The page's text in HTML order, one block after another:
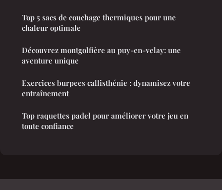
Top 5 sacs de couchage thermiques pour une
chaleur optimale
Découvrez montgolfière au puy-en-velay: une
aventure unique
Exercices burpees callisthénie : dynamisez votre
entraînement
Top raquettes padel pour améliorer votre jeu en
toute confiance